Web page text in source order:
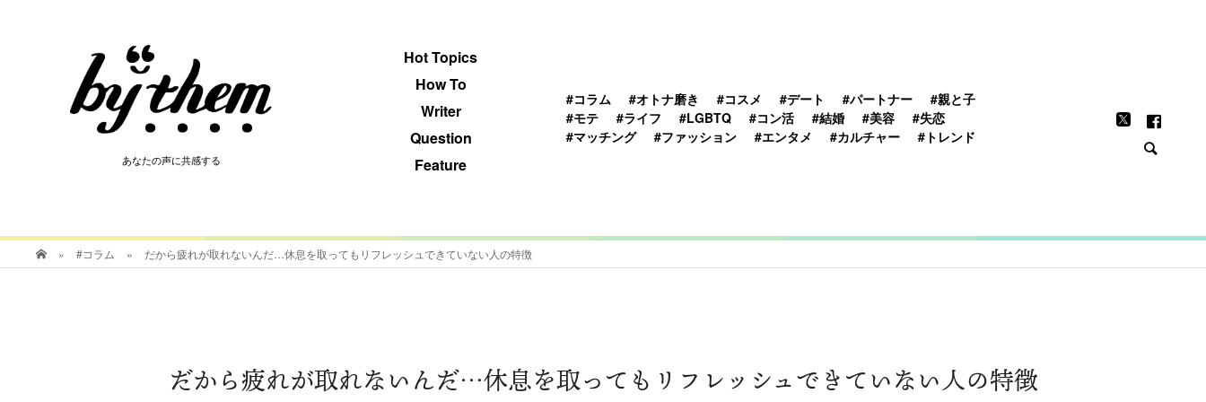
あなたの声に共感する
Hot Topics
How To
Writer
Question
Feature
#コラム #オトナ磨き #コスメ #デート #パートナー
#親と子
#モテ
#ライフ #LGBTQ #コン活 #結婚 #美容
#失恋
#マッチング
#ファッション #エンタメ #カルチャー #トレンド
あなたの声に共感する
» #コラム » だから疲れが取れないんだ…休息を取ってもリフレッシュできていない人の特徴
だから疲れが取れないんだ…休息を取ってもリフレッシュできていない人の特徴